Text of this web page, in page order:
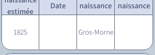
estimée
Date
naissance
naissance
1825 Gros-Morne